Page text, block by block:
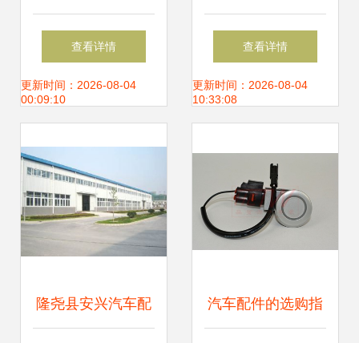
略 从报价参数到汽
配120网的精准选
查看详情
更新时间：2026-08-04
00:09:10
毂油封 价格、选购
与配件厂家指南
查看详情
更新时间：2026-08-04
10:33:08
隆尧县安兴汽车配 汽车配件的选购指